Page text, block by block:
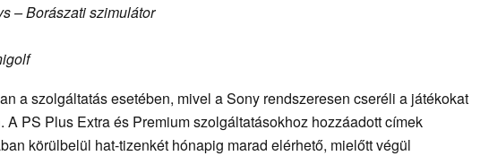
– Borászati szimulátor
a szolgáltatás esetében, mivel a Sony rendszeresen cseréli a játékokat
A PS Plus Extra és Premium szolgáltatásokhoz hozzáadott címek
körülbelül hat-tizenkét hónapig marad elérhető, mielőtt végül